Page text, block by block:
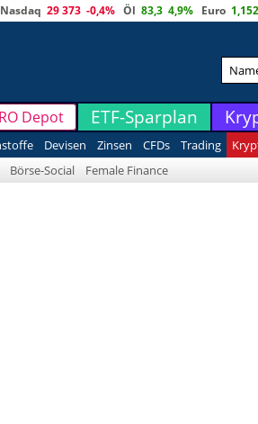
Nasdaq 29 373 -0,4% Öl 83,3 4,9% Euro
Depot ETF-Sparplan
Devisen Zinsen CFDs Trading
Börse-Social Female Finance